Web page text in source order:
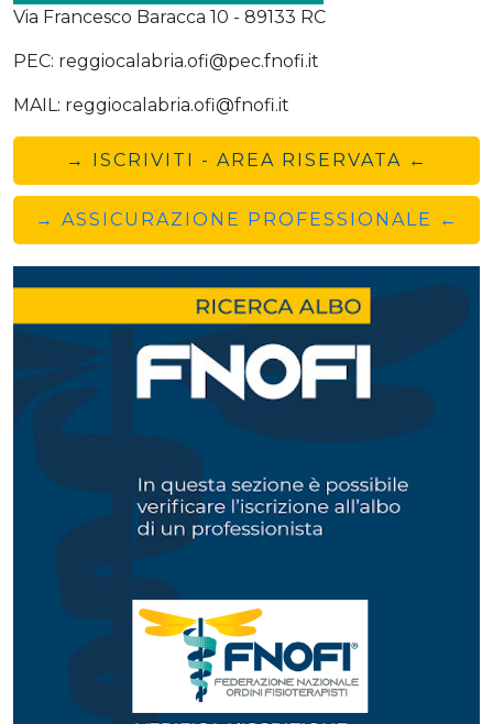
Via Francesco Baracca 10 - 89133 RC
PEC: reggiocalabria.ofi@pec.fnofi.it
MAIL: reggiocalabria.ofi@fnofi.it
→ ISCRIVITI - AREA RISERVATA ←
→ ASSICURAZIONE PROFESSIONALE ←